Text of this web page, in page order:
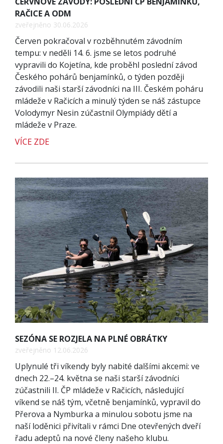
RAČICE A ODM
zveřejněno 30.06.2026
Červen pokračoval v rozběhnutém závodním
tempu: v neděli 14. 6. jsme se letos podruhé
vypravili do Kojetína, kde proběhl poslední závod
Českého pohárů benjamínků, o týden později
závodili naši starší závodníci na III. Českém poháru
mládeže v Račicích a minulý týden se náš zástupce
Volodymyr Nesin zúčastnil Olympiády dětí a
mládeže v Praze.
VÍCE ZDE
SEZÓNA SE ROZJELA NA PLNÉ OBRÁTKY
zveřejněno 12.06.2026
Uplynulé tři víkendy byly nabité dalšími akcemi: ve
dnech 22.–24. května se naši starší závodníci
zúčastnili II. ČP mládeže v Račicích, následující
víkend se náš tým, včetně benjamínků, vypravil do
Přerova a Nymburka a minulou sobotu jsme na
naší loděnici přivítali v rámci Dne otevřených dveří
řadu adeptů na nové členy našeho klubu.